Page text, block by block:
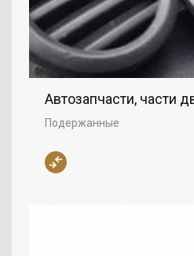
Автозапчасти, части
Подержанные